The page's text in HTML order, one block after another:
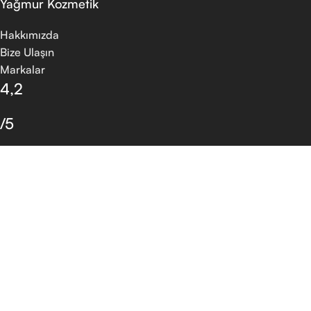
Yağmur Kozmetik
Hakkımızda
Bize Ulaşın
Markalar
4,2
/5